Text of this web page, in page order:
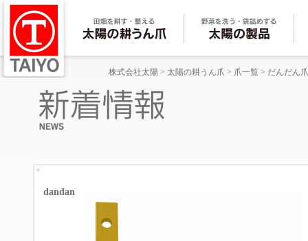
株式会社太陽 > 太陽の耕うん爪 > 爪一覧 > だんだん爪
dandan